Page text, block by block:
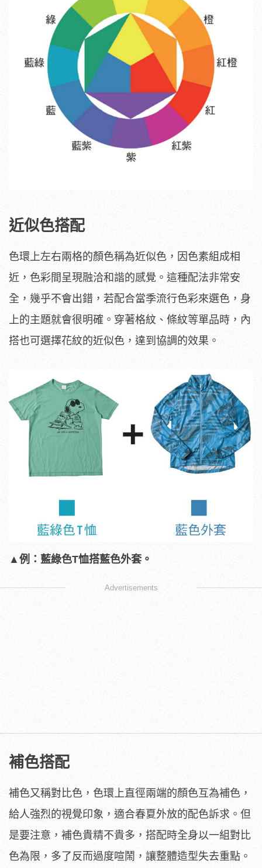
近似色搭配
色環上左右兩格的顏色稱為近似色，因色素組成相
近，色彩間呈現融洽和諧的感覺。這種配法非常安
全，幾乎不會出錯，若配合當季流行色彩來選色，身
上的主題就會很明確。穿著格紋、條紋等單品時，內
搭也可選擇花紋的近似色，達到協調的效果。
▲例：藍綠色T恤搭藍色外套。
Advertisements
補色搭配
補色又稱對比色，色環上直徑兩端的顏色互為補色，
給人強烈的視覺印象，適合春夏外放的配色訴求。但
是要注意，補色貴精不貴多，搭配時全身以一組對比
色為限，多了反而過度喧鬧，讓整體造型失去重點。